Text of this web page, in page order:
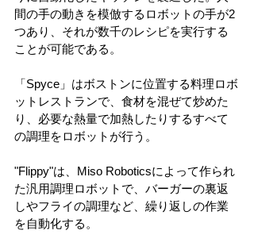
間の手の動きを模倣するロボットの手が2
つあり、それが数千のレシピを実行する
ことが可能である。
「Spyce」はボストンに位置する料理ロボ
ットレストランで、食材を混ぜて炒めた
り、必要な熱量で加熱したりするすべて
の調理をロボットが行う。
"Flippy"は、Miso Roboticsによって作られ
た汎用調理ロボットで、バーガーの裏返
しやフライの調理など、繰り返しの作業
を自動化する。